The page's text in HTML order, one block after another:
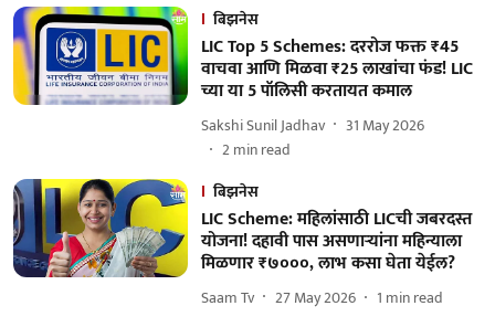
बिझनेस
LIC Top 5 Schemes: दररोज फक्त ₹45
वाचवा आणि मिळवा ₹25 लाखांचा फंड! LIC
च्या या 5 पॉलिसी करतायत कमाल
Sakshi Sunil Jadhav
31 May 2026
2min read
बिझनेस
LIC Scheme: महिलांसाठी LICची जबरदस्त
योजना! दहावी पास असणाऱ्यांना महिन्याला
मिळणार ₹७०००, लाभ कसा घेता येईल?
Saam Tv 27 May 2026 1 min read